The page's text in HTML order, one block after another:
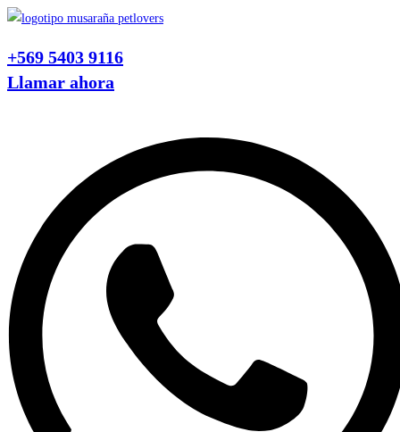
Ir
contenido
+569 5403 9116
Llamar ahora